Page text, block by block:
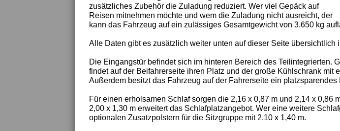
zusätzliches Zubehör die Zuladung reduziert. Wer viel Gepäck auf
Reisen mitnehmen möchte und wem die Zuladung nicht ausreicht, der
kann das Fahrzeug auf ein zulässiges Gesamtgewicht von 3.650 kg
Alle Daten gibt es zusätzlich weiter unten auf dieser Seite übersichtlich
Die Eingangstür befindet sich im hinteren Bereich des Teilintegrierten.
findet auf der Beifahrerseite ihren Platz und der große Kühlschrank mit
Außerdem besitzt das Fahrzeug auf der Fahrerseite ein platzsparendes
Für einen erholsamen Schlaf sorgen die 2,16 x 0,87 m und 2,14 x
2,00 x 1,30 m erweitert das Schlafplatzangebot. Wer eine weitere
optionalen Zusatzpolstern für die Sitzgruppe mit 2,10 x 1,40 m.